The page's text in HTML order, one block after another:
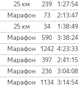
25 км 239 1:27:54
Марафон 73 2:13:47
25 км 34 1:38:49
Марафон 590 3:38:24
Марафон 1242 4:23:33
Марафон 397 2:41:15
Марафон 236 3:04:08
Марафон 1134 3:14:54